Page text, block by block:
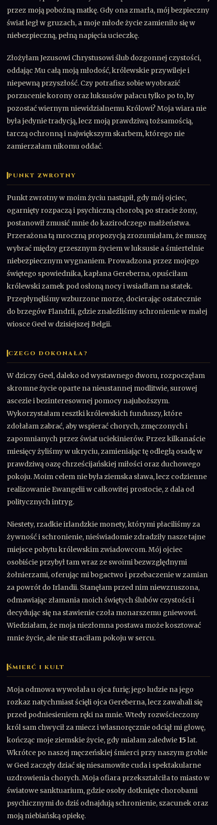
przez moją pobożną matkę. Gdy ona zmarła, mój bezpieczny
świat legł w gruzach, a moje młode życie zamieniło się w
niebezpieczną, pełną napięcia ucieczkę.
Złożyłam Jezusowi Chrystusowi ślub dozgonnej czystości,
oddając Mu całą moją młodość, królewskie przywileje i
niepewną przyszłość. Czy potrafisz sobie wyobrazić
porzucenie korony oraz luksusów pałacu tylko po to, by
pozostać wiernym niewidzialnemu Królowi? Moja wiara nie
była jedynie tradycją, lecz moją prawdziwą tożsamością,
tarczą ochronną i największym skarbem, którego nie
zamierzałam nikomu oddać.
PUNKT ZWROTNY
Punkt zwrotny w moim życiu nastąpił, gdy mój ojciec,
ogarnięty rozpaczą i psychiczną chorobą po stracie żony,
postanowił zmusić mnie do kazirodczego małżeństwa.
Przerażona tą mroczną propozycją zrozumiałam, że muszę
wybrać między grzesznym życiem w luksusie a śmiertelnie
niebezpiecznym wygnaniem. Prowadzona przez mojego
świętego spowiednika, kapłana Gereberna, opuściłam
królewski zamek pod osłoną nocy i wsiadłam na statek.
Przepłynęliśmy wzburzone morze, docierając ostatecznie
do brzegów Flandrii, gdzie znaleźliśmy schronienie w małej
wiosce Geel w dzisiejszej Belgii.
CZEGO DOKONAŁA?
W dziczy Geel, daleko od wystawnego dworu, rozpoczęłam
skromne życie oparte na nieustannej modlitwie, surowej
ascezie i bezinteresownej pomocy najuboższym.
Wykorzystałam resztki królewskich funduszy, które
zdołałam zabrać, aby wspierać chorych, zmęczonych i
zapomnianych przez świat uciekinierów. Przez kilkanaście
miesięcy żyliśmy w ukryciu, zamieniając tę odległą osadę w
prawdziwą oazę chrześcijańskiej miłości oraz duchowego
pokoju. Moim celem nie była ziemska sława, lecz codzienne
realizowanie Ewangelii w całkowitej prostocie, z dala od
politycznych intryg.
Niestety, rzadkie irlandzkie monety, którymi płaciliśmy za
żywność i schronienie, nieświadomie zdradziły nasze tajne
miejsce pobytu królewskim zwiadowcom. Mój ojciec
osobiście przybył tam wraz ze swoimi bezwzględnymi
żołnierzami, oferując mi bogactwo i przebaczenie w zamian
za powrót do Irlandii. Stanęłam przed nim niewzruszona,
odmawiając złamania moich świętych ślubów czystości i
decydując się na stawienie czoła monarszemu gniewowi.
Wiedziałam, że moja niezłomna postawa może kosztować
mnie życie, ale nie straciłam pokoju w sercu.
ŚMIERĆ I KULT
Moja odmowa wywołała u ojca furię; jego ludzie na jego
rozkaz natychmiast ścięli ojca Gereberna, lecz zawahali się
przed podniesieniem ręki na mnie. Wtedy rozwścieczony
król sam chwycił za miecz i własnoręcznie odciął mi głowę,
kończąc moje ziemskie życie, gdy miałam zaledwie 15 lat.
Wkrótce po naszej męczeńskiej śmierci przy naszym grobie
w Geel zaczęły dziać się niesamowite cuda i spektakularne
uzdrowienia chorych. Moja ofiara przekształciła to miasto w
światowe sanktuarium, gdzie osoby dotknięte chorobami
psychicznymi do dziś odnajdują schronienie, szacunek oraz
moją niebiańską opiekę.